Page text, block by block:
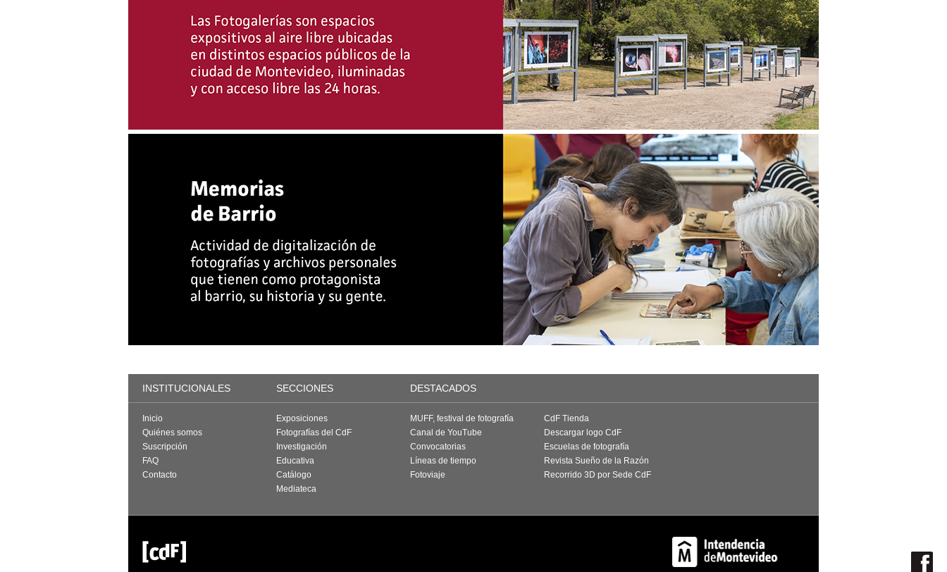
INSTITUCIONALES SECCIONES DESTACADOS
Inicio
Quiénes somos
Suscripción
FAQ
Contacto
Exposiciones
Fotografías del CdF
Investigación
Educativa
Catálogo
Mediateca
MUFF, festival de fotografía
Canal de YouTube
Convocatorias
Líneas de tiempo
Fotoviaje
CdF Tienda
Descargar logo CdF
Escuelas de fotografía
Revista Sueño de la Razón
Recorrido 3D por Sede CdF